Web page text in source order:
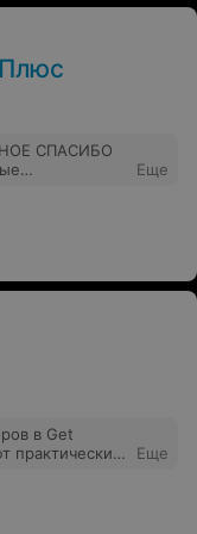
и лично
СПАСИБО
на
моими
Еще
в Get
практические
проходила
направляя, и
Еще